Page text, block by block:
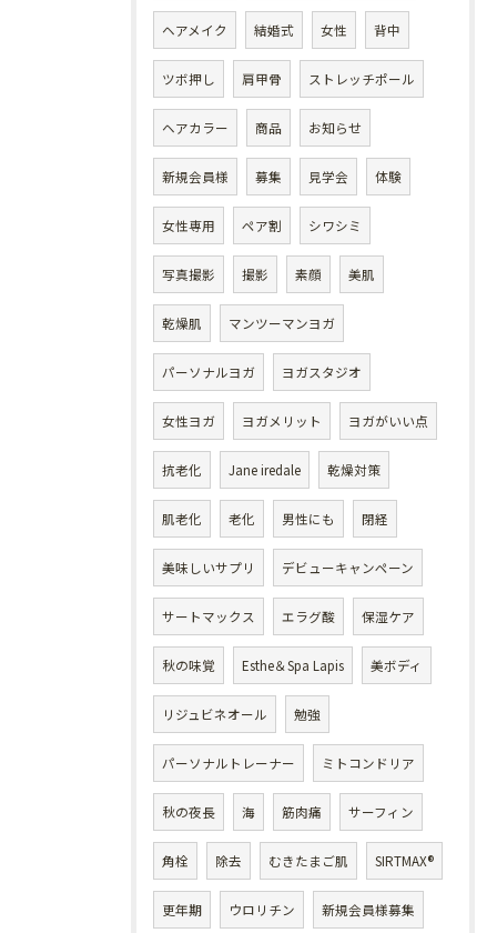
ヘアメイク 結婚式 女性 背中
ツボ押し 肩甲骨 ストレッチポール
ヘアカラー 商品 お知らせ
新規会員様 募集 見学会 体験
女性専用 ペア割 シワシミ
写真撮影 撮影 素顔 美肌
乾燥肌 マンツーマンヨガ
パーソナルヨガ ヨガスタジオ
女性ヨガ ヨガメリット ヨガがいい点
抗老化 Jane iredale 乾燥対策
肌老化 老化 男性にも 閉経
美味しいサプリ デビューキャンペーン
サートマックス エラグ酸 保湿ケア
秋の味覚 Esthe＆Spa Lapis 美ボディ
リジュビネオール 勉強
パーソナルトレーナー ミトコンドリア
秋の夜長 海 筋肉痛 サーフィン
角栓 除去 むきたまご肌 SIRTMAX®
更年期 ウロリチン 新規会員様募集